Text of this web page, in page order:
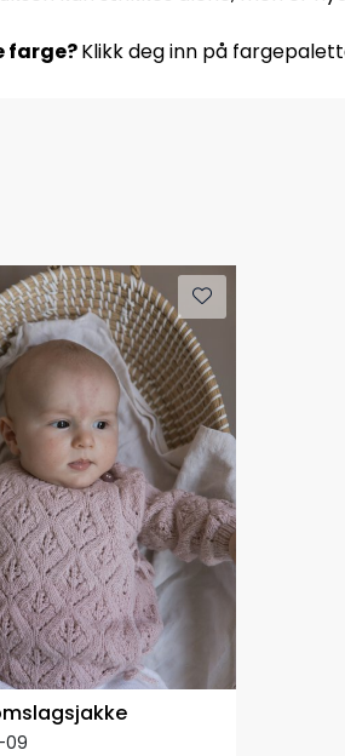
farge?Klikk deg inn på
09